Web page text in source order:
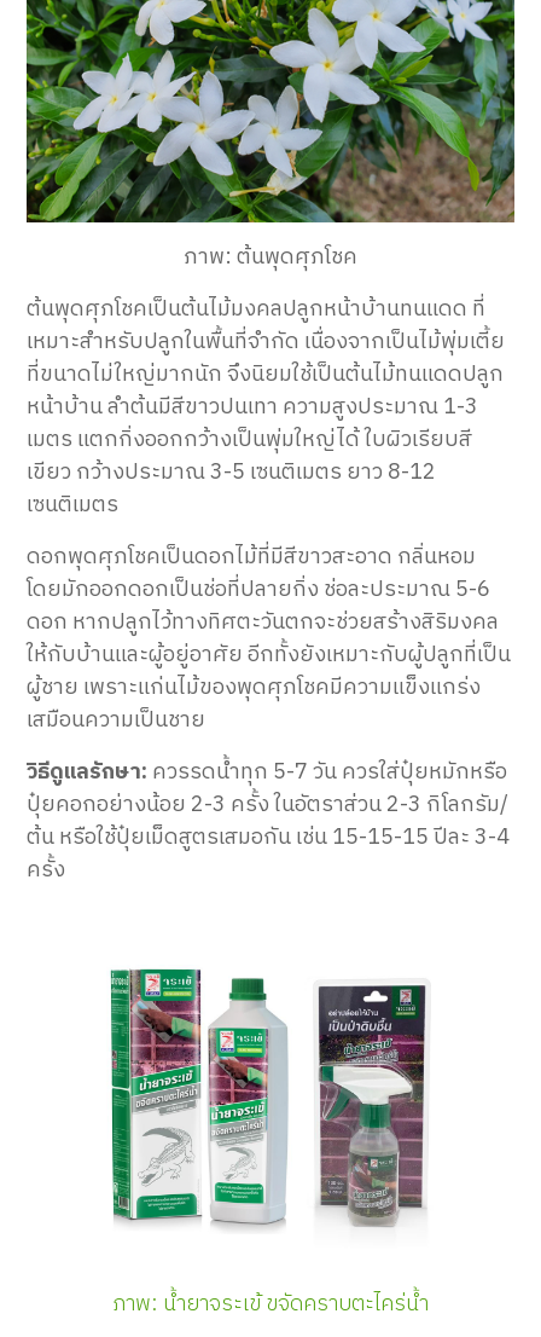
ภาพ: ต้นพุดศุภโชค
ต้นพุดศุภโชคเป็นต้นไม้มงคลปลูกหน้าบ้านทนแดด ที่
เหมาะสำหรับปลูกในพื้นที่จำกัด เนื่องจากเป็นไม้พุ่มเตี้ย
ที่ขนาดไม่ใหญ่มากนัก จึงนิยมใช้เป็นต้นไม้ทนแดดปลูก
หน้าบ้าน ลำต้นมีสีขาวปนเทา ความสูงประมาณ 1-3
เมตร แตกกิ่งออกกว้างเป็นพุ่มใหญ่ได้ ใบผิวเรียบสี
เขียว กว้างประมาณ 3-5 เซนติเมตร ยาว 8-12
เซนติเมตร
ดอกพุดศุภโชคเป็นดอกไม้ที่มีสีขาวสะอาด กลิ่นหอม
โดยมักออกดอกเป็นช่อที่ปลายกิ่ง ช่อละประมาณ 5-6
ดอก หากปลูกไว้ทางทิศตะวันตกจะช่วยสร้างสิริมงคล
ให้กับบ้านและผู้อยู่อาศัย อีกทั้งยังเหมาะกับผู้ปลูกที่เป็น
ผู้ชาย เพราะแก่นไม้ของพุดศุภโชคมีความแข็งแกร่ง
เสมือนความเป็นชาย
วิธีดูแลรักษา: ควรรดน้ำทุก 5-7 วัน ควรใส่ปุ๋ยหมักหรือ
ปุ๋ยคอกอย่างน้อย 2-3 ครั้ง ในอัตราส่วน 2-3 กิโลกรัม/
ต้น หรือใช้ปุ๋ยเม็ดสูตรเสมอกัน เช่น 15-15-15 ปีละ 3-4
ครั้ง
ภาพ: น้ำยาจระเข้ ขจัดคราบตะไคร่น้ำ